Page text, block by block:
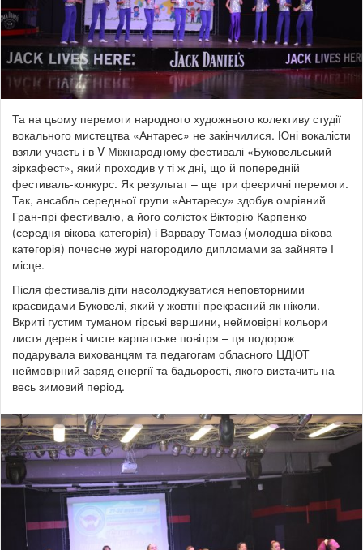
Та на цьому перемоги народного художнього колективу студії
вокального мистецтва «Антарес» не закінчилися. Юні вокалісти
взяли участь і в V Міжнародному фестивалі «Буковельський
зіркафест», який проходив у ті ж дні, що й попередній
фестиваль-конкурс. Як результат – ще три феєричні перемоги.
Так, ансабль середньої групи «Антаресу» здобув омріяний
Гран-прі фестивалю, а його солісток Вікторію Карпенко
(середня вікова категорія) і Варвару Томаз (молодша вікова
категорія) почесне журі нагородило дипломами за зайняте І
місце.
Після фестивалів діти насолоджуватися неповторними
краєвидами Буковелі, який у жовтні прекрасний як ніколи.
Вкриті густим туманом гірські вершини, неймовірні кольори
листя дерев і чисте карпатське повітря – ця подорож
подарувала вихованцям та педагогам обласного ЦДЮТ
неймовірний заряд енергії та бадьорості, якого вистачить на
весь зимовий період.